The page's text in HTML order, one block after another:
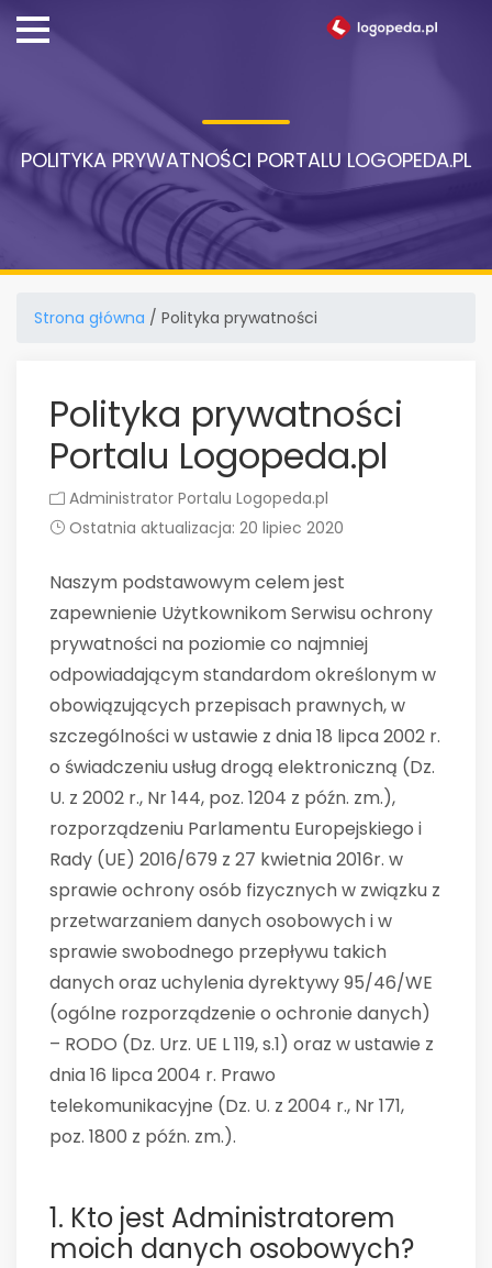
POLITYKA PRYWATNOŚCI PORTALU LOGOPEDA.PL
Strona główna / Polityka prywatności
Polityka prywatności
Portalu Logopeda.pl
Administrator Portalu Logopeda.pl
Ostatnia aktualizacja: 20 lipiec 2020
Naszym podstawowym celem jest
zapewnienie Użytkownikom Serwisu ochrony
prywatności na poziomie co najmniej
odpowiadającym standardom określonym w
obowiązujących przepisach prawnych, w
szczególności w ustawie z dnia 18 lipca 2002 r.
o świadczeniu usług drogą elektroniczną (Dz.
U. z 2002 r., Nr 144, poz. 1204 z późn. zm.),
rozporządzeniu Parlamentu Europejskiego i
Rady (UE) 2016/679 z 27 kwietnia 2016r. w
sprawie ochrony osób fizycznych w związku z
przetwarzaniem danych osobowych i w
sprawie swobodnego przepływu takich
danych oraz uchylenia dyrektywy 95/46/WE
(ogólne rozporządzenie o ochronie danych)
– RODO (Dz. Urz. UE L 119, s.1) oraz w ustawie z
dnia 16 lipca 2004 r. Prawo
telekomunikacyjne (Dz. U. z 2004 r., Nr 171,
poz. 1800 z późn. zm.).
1. Kto jest Administratorem
moich danych osobowych?